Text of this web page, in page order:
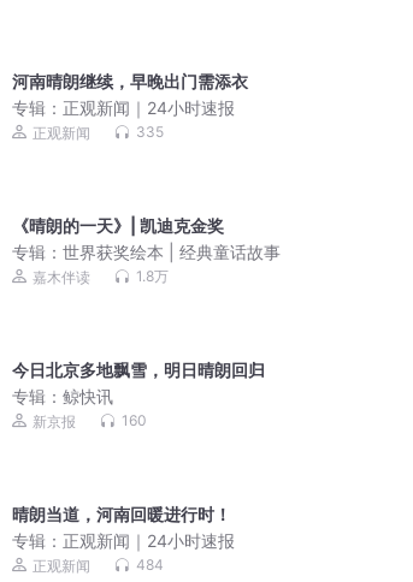
河南晴朗继续，早晚出门需添衣
专辑： 正观新闻｜24小时速报
正观新闻 335
《晴朗的一天》| 凯迪克金奖
专辑： 世界获奖绘本 | 经典童话故事
嘉木伴读 1.8万
今日北京多地飘雪，明日晴朗回归
专辑： 鲸快讯
新京报 160
晴朗当道，河南回暖进行时！
专辑： 正观新闻｜24小时速报
正观新闻 484